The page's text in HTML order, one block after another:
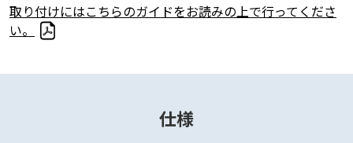
取り付けにはこちらのガイドをお読みの上で行ってくださ
い。
仕様